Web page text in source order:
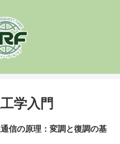
学入門
信の原理：変調と復調の基